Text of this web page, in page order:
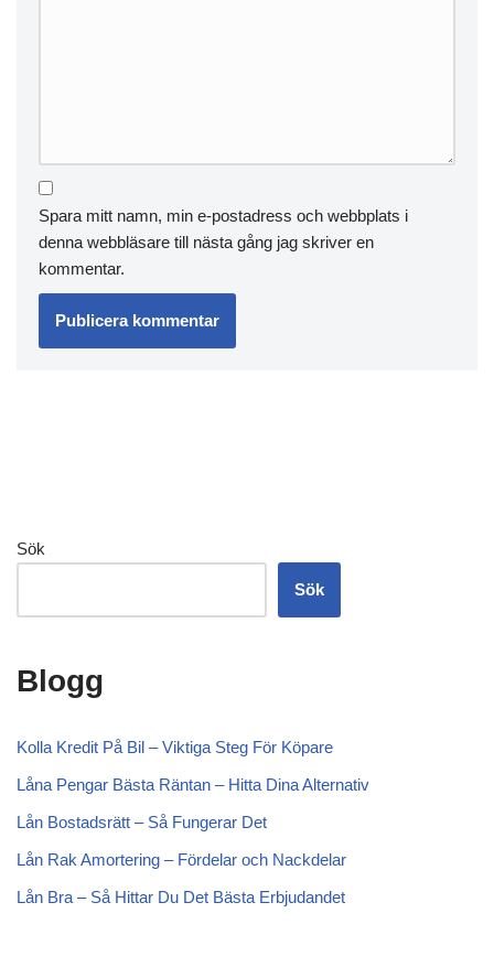
Spara mitt namn, min e-postadress och webbplats i
denna webbläsare till nästa gång jag skriver en
kommentar.
Sök
Sök
Blogg
Kolla Kredit På Bil – Viktiga Steg För Köpare
Låna Pengar Bästa Räntan – Hitta Dina Alternativ
Lån Bostadsrätt – Så Fungerar Det
Lån Rak Amortering – Fördelar och Nackdelar
Lån Bra – Så Hittar Du Det Bästa Erbjudandet